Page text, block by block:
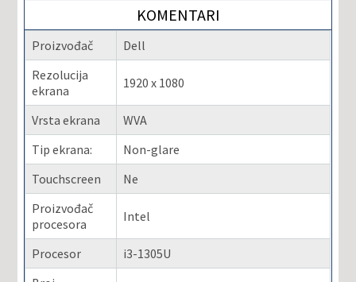
KOMENTARI
Proizvođač
Dell
Rezolucija
ekrana
1920 x 1080
Vrsta ekrana
WVA
Tip ekrana:
Non-glare
Touchscreen
Ne
Proizvođač
procesora
Intel
Procesor
i3-1305U